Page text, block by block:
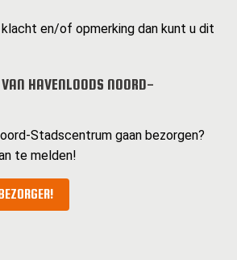
en/of opmerking dan kunt u dit
HAVENLOODS NOORD-
Stadscentrum gaan bezorgen?
te melden!